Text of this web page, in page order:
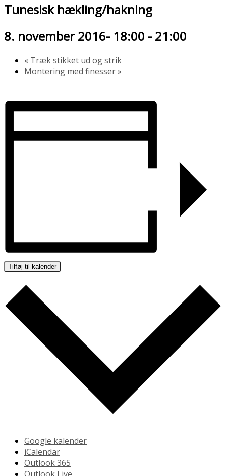
Tunesisk hækling/hakning
8. november 2016- 18:00 - 21:00
« Træk stikket ud og strik
Montering med finesser»
Tilføj til kalender
Google kalender
iCalendar
Outlook 365